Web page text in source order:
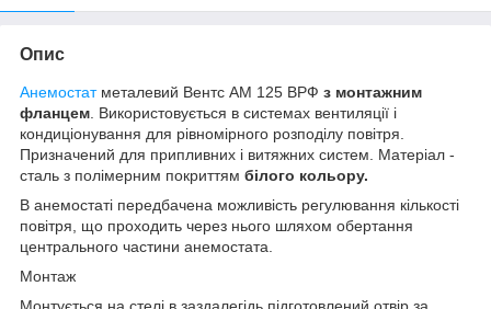
Опис
Анемостатметалевий Вентс АМ 125 ВРФ з монтажним
фланцем . Використовується в системах вентиляції і
кондиціонування для рівномірного розподілу повітря.
Призначений для припливних і витяжних систем. Матеріал -
сталь з полімерним покриттям білого кольору.
В анемостаті передбачена можливість регулювання кількості
повітря, що проходить через нього шляхом обертання
центрального частини анемостата.
Монтаж
Монтується на стелі в заздалегідь підготовлений отвір за